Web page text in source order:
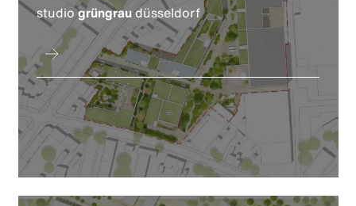
studiogrüngraudüsseldorf